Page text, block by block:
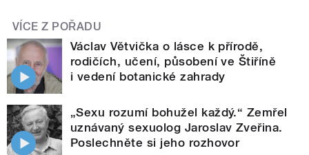
VÍCE Z POŘADU
Václav Větvička o lásce k přírodě,
rodičích, učení, působení ve Štiříně
i vedení botanické zahrady
„Sexu rozumí bohužel každý.“ Zemřel
uznávaný sexuolog Jaroslav Zveřina.
Poslechněte si jeho rozhovor